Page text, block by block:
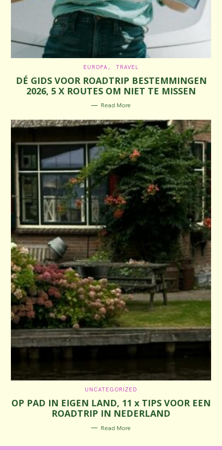
T
E
G
O
R
I
S
EUROPA TRAVEL
DÉ GIDS VOOR ROADTRIP BESTEMMINGEN
2026, 5 X ROUTES OM NIET TE MISSEN
Read More
C
T
E
O
R
I
UNCATEGORIZED
OP PAD IN EIGEN LAND, 11 x TIPS VOOR EEN
ROADTRIP IN NEDERLAND
Read More